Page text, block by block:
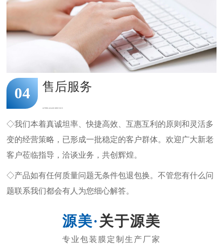
04 售后服务
AFTER-SALES SERVICE
◇我们本着真诚坦率、快捷高效、互惠互利的原则和灵活多
变的经营策略，已形成一批稳定的客户群体。欢迎广大新老
客户莅临指导，洽谈业务，共创辉煌。
◇产品如有任何质量问题无条件包退包换。不管您有什么问
题联系我们都会有人为您细心解答。
关于源美